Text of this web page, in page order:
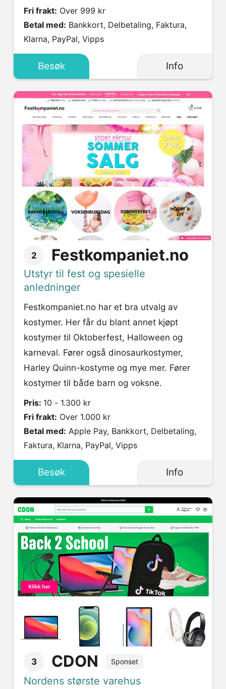
Fri frakt: Over 999 kr
Betal med:
Klarna, PayPal, Vipps
Besøk Info
2 Festkompaniet.no
Utstyr til fest og spesielle
anledninger
Festkompaniet.no har et bra utvalg av
kostymer. Her får du blant annet kjøpt
kostymer til Oktoberfest, Halloween og
karneval. Fører også dinosaurkostymer,
Harley Quinn-kostyme og mye mer. Fører
kostymer til både barn og voksne.
Pris: 10 - 1.300 kr
Fri frakt: Over 1.000 kr
Betal med:
Faktura, Klarna, PayPal, Vipps
Besøk Info
3 CDON Sponset
Nordens største varehus